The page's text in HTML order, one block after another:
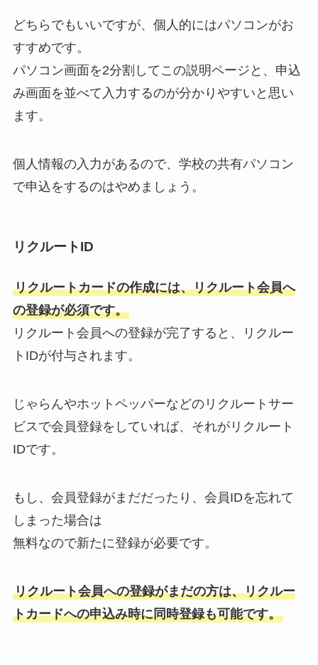
どちらでもいいですが、個人的にはパソコンがお
すすめです。
パソコン画面を2分割してこの説明ページと、申込
み画面を並べて入力するのが分かりやすいと思い
ます。
個人情報の入力があるので、学校の共有パソコン
で申込をするのはやめましょう。
リクルートID
リクルートカードの作成には、リクルート会員へ
の登録が必須です。
リクルート会員への登録が完了すると、リクルー
トIDが付与されます。
じゃらんやホットペッパーなどのリクルートサー
ビスで会員登録をしていれば、それがリクルート
IDです。
もし、会員登録がまだだったり、会員IDを忘れて
しまった場合は
無料なので新たに登録が必要です。
リクルート会員への登録がまだの方は、リクルー
トカードへの申込み時に同時登録も可能です。